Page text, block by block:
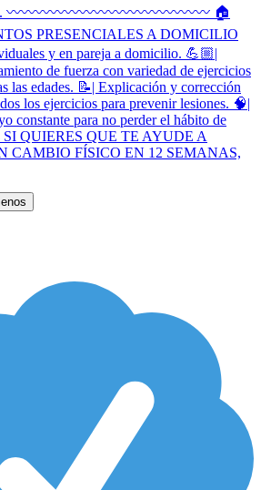
〰️〰️〰️〰️〰️〰️〰️〰️〰️〰️〰️〰️〰️〰️ 🏠
PRESENCIALES A DOMICILIO
y en pareja a domicilio. 💪🏼|
de fuerza con variedad de ejercicios
las edades. 📝| Explicación y corrección
los ejercicios para prevenir lesiones. 🧠|
constante para no perder el hábito de
SI QUIERES QUE TE AYUDE A
CAMBIO FÍSICO EN 12 SEMANAS,